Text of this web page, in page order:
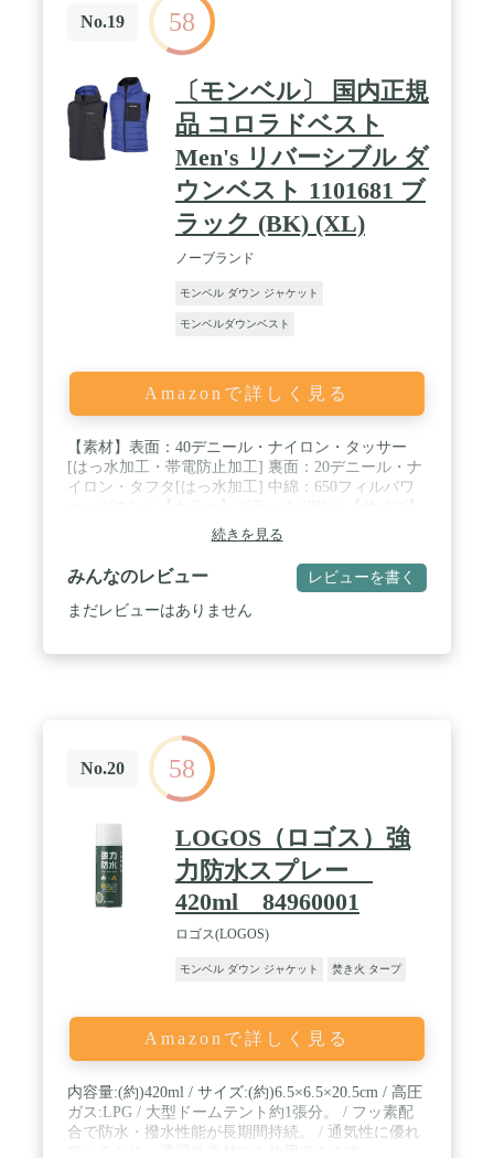
No.19 58
〔モンベル〕 国内正規
品 コロラドベスト
Men's リバーシブル ダ
ウンベスト 1101681 ブ
ラック (BK) (XL)
ノーブランド
モンベル ダウン ジャケット
モンベルダウンベスト
Amazonで詳しく見る
【素材】表面：40デニール・ナイロン・タッサー
[はっ水加工・帯電防止加工] 裏面：20デニール・ナ
イロン・タフタ[はっ水加工] 中綿：650フィルパワ
XL / 【特長】リバーシブル / 三枚差し構造 / ダウン
プルーフ加工 / デュアルアクスルフード（片側の
み） / ジッパーがあごに当たらない仕様 / リードイ
ンコード・システム（裾） / 【ポケット】6個（表
面：ジッパー付き〈腰2、胸1〉、裏面：ジッパー付
続きを見る
みんなのレビュー レビューを書く
まだレビューはありません
No.20 58
LOGOS（ロゴス）強
力防水スプレー
420ml 84960001
ロゴス(LOGOS)
モンベル ダウン ジャケット 焚き火 タープ
Amazonで詳しく見る
内容量:(約)420ml / サイズ:(約)6.5×6.5×20.5cm / 高圧
ガス:LPG / 大型ドームテント約1張分。 / フッ素配
合で防水・撥水性能が長期間持続。 / 通気性に優れ